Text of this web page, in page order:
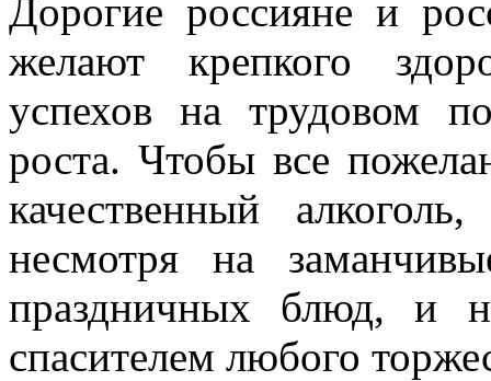
Дорогие россияне и
желают крепкого
успехов на трудовом
роста. Чтобы все
качественный
несмотря на
праздничных блюд, и
спасителем любого